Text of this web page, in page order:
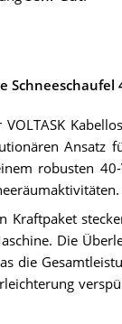
Schneeschaufel
Ansatz
robusten
Kraftpaket
Die
die